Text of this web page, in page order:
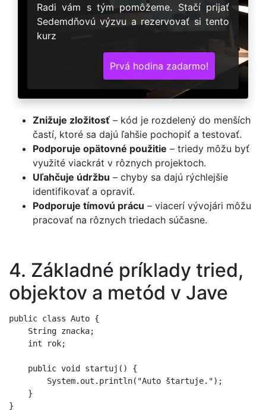
Radi vám s tým pomôžeme. Stačí prijať
Sedemdňovú výzvu a rezervovať si tento
kurz
Prvá hodina zadarmo!
Znižuje zložitosť – kód je rozdelený do menších
častí, ktoré sa dajú ľahšie pochopiť a testovať.
Podporuje opätovné použitie – triedy môžu byť
využité viackrát v rôznych projektoch.
Uľahčuje údržbu – chyby sa dajú rýchlejšie
identifikovať a opraviť.
Podporuje tímovú prácu – viacerí vývojári môžu
pracovať na rôznych triedach súčasne.
4. Základné príklady tried,
objektov a metód v Jave
public class Auto {
    String znacka;
    int rok;
    public void startuj() {
        System.out.println("Auto štartuje.");
    }
}